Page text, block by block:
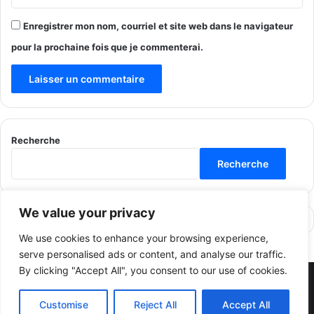
We value your privacy
We use cookies to enhance your browsing experience,
serve personalised ads or content, and analyse our traffic.
By clicking "Accept All", you consent to our use of cookies.
Customise Reject All Accept All
Enregistrer mon nom, courriel et site web dans le navigateur
pour la prochaine fois que je commenterai.
Recherche
Recherche
© Copyright 2026, All Rights Reserved |
مجلتنا - Our Magazine
2024